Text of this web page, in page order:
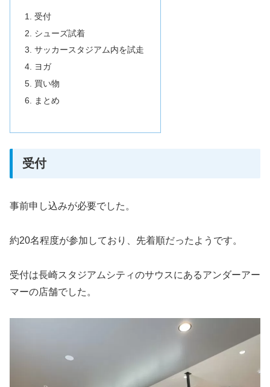
受付
シューズ試着
サッカースタジアム内を試走
ヨガ
買い物
まとめ
受付
事前申し込みが必要でした。
約20名程度が参加しており、先着順だったようです。
受付は長崎スタジアムシティのサウスにあるアンダーアー
マーの店舗でした。